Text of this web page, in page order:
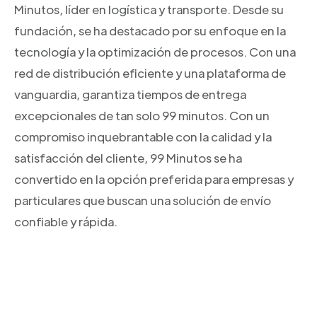
Minutos, líder en logística y transporte. Desde su
fundación, se ha destacado por su enfoque en la
tecnología y la optimización de procesos. Con una
red de distribución eficiente y una plataforma de
vanguardia, garantiza tiempos de entrega
excepcionales de tan solo 99 minutos. Con un
compromiso inquebrantable con la calidad y la
satisfacción del cliente, 99 Minutos se ha
convertido en la opción preferida para empresas y
particulares que buscan una solución de envío
confiable y rápida.